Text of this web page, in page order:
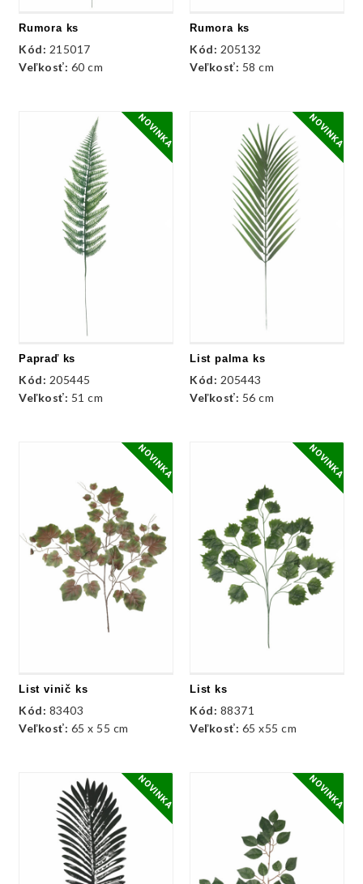
Rumora ks
Kód: 215017
Veľkosť: 60 cm
Rumora ks
Kód: 205132
Veľkosť: 58 cm
NOVINKA
Papraď ks
Kód: 205445
Veľkosť: 51 cm
NOVINKA
List palma ks
Kód: 205443
Veľkosť: 56 cm
NOVINKA
List vinič ks
Kód: 83403
Veľkosť: 65 x 55 cm
NOVINKA
List ks
Kód: 88371
Veľkosť: 65 x55 cm
NOVINKA NOVINKA